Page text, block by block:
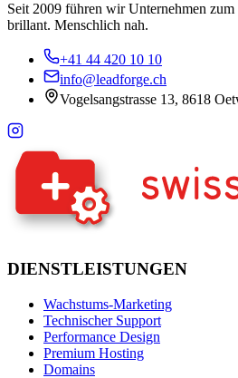
Seit 2009 führen wir Unternehmen
brillant. Menschlich nah.
+41 44 420 10 10
info@leadforge.ch
Vogelsangstrasse 13, 8618
DIENSTLEISTUNGEN
Wachstums-Marketing
Technischer Support
Performance Design
Premium Hosting
Domains